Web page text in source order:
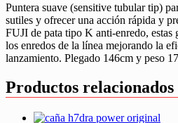
Puntera suave (sensitive tubular tip)
sutiles y ofrecer una acción rápida y
FUJI de pata tipo K anti-enredo,
los enredos de la línea mejorando la
lanzamiento. Plegado 146cm y peso
Productos relacionados